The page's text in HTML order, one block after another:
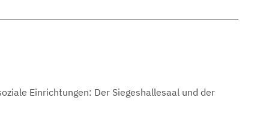
Einrichtungen: Der Siegeshallesaal und der